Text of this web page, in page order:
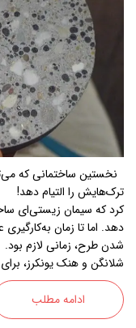
نخستین ساختمانی که
ترک‌هایش را التیام
کرد که سیمان زیستی‌ای
دهد. اما تا زمان
شدن طرح، زمانی لازم
شلانگن و هنک یونکرز،
ادامه مطلب